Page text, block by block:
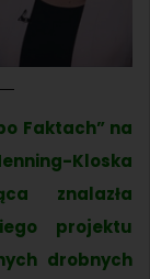
Faktach” na
Kloska
znalazła
projektu
drobnych